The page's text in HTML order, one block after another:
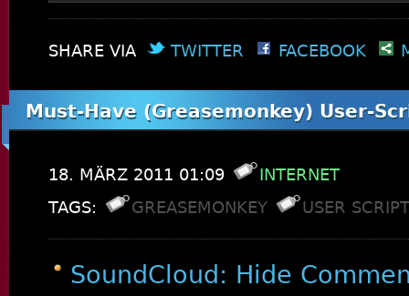
SHARE VIA TWITTER FACEBOOK
Must-Have (Greasemonkey) User-
18. MÄRZ 2011 01:09
INTERNET
TAGS:
GREASEMONKEY USER SCRIPT
SoundCloud: Hide